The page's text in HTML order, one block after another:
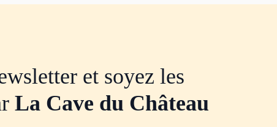
et soyez les
La Cave du Château